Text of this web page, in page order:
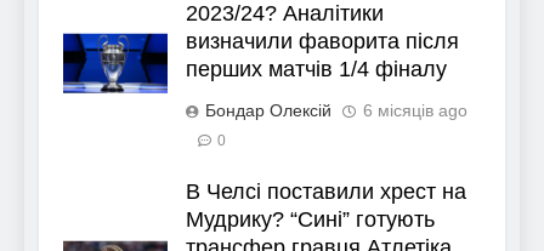
2023/24? Аналітики
визначили фаворита після
перших матчів 1/4 фіналу
Бондар Олексій 6 місяців ago
0
В Челсі поставили хрест на
Мудрику? “Сині” готують